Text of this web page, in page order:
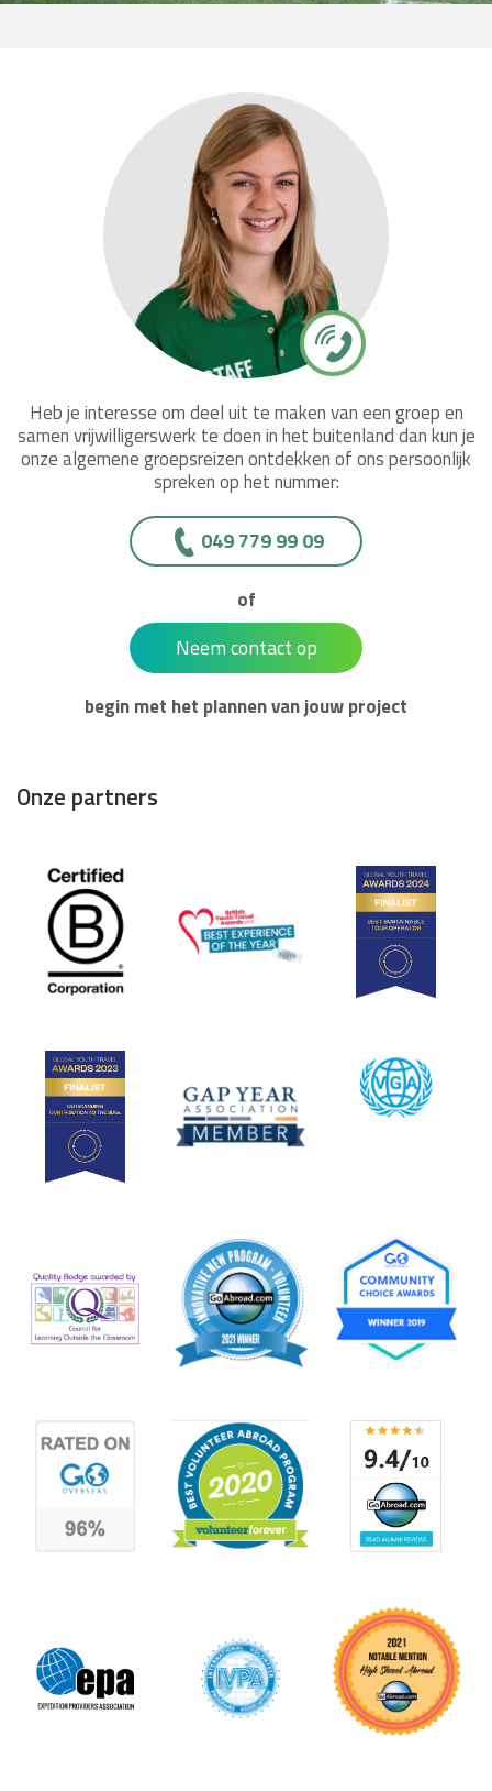
Heb je interesse om deel uit te maken van een groep en
samen vrijwilligerswerk te doen in het buitenland dan kun je
onze algemene groepsreizen ontdekken of ons persoonlijk
spreken op het nummer:
049 779 99 09
of
Neem contact op
begin met het plannen van jouw project
Onze partners